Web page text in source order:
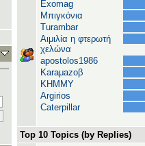
Exomag
Μπιγκόνια
Turambar
Αιμιλία η φτερωτή
χελώνα
apostolos1986
Karaμazoβ
ΚΗΜΜΥ
Argirios
Caterpillar
Top 10 Topics (by Replies)